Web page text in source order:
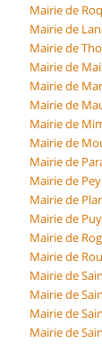
Mairie de
Mairie de
Mairie de
Mairie de
Mairie de
Mairie de
Mairie de
Mairie de
Mairie de
Mairie de
Mairie de
Mairie de
Mairie de
Mairie de
Mairie de
Mairie de
Mairie de
Mairie de